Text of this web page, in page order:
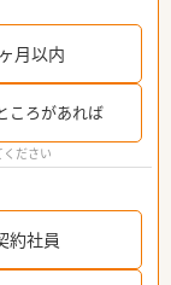
月以内
ころがあれば
ださい
約社員